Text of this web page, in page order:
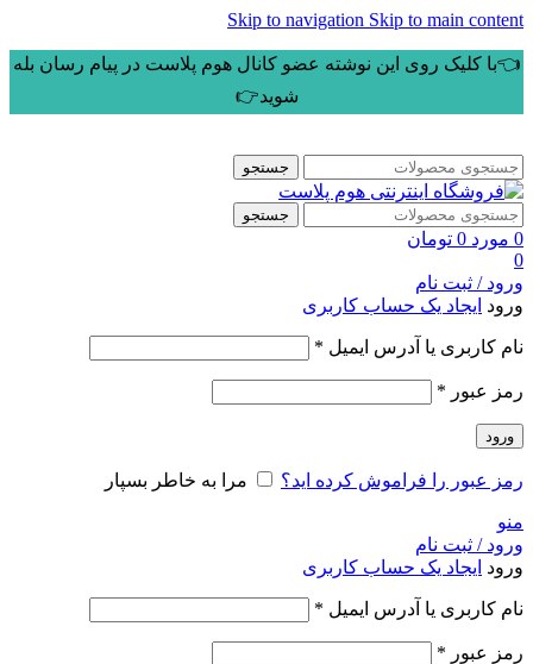
Skip to navigation Skip to main content
👈با کلیک روی این نوشته عضو کانال هوم پلاست در پیام رسان بله
شوید👉
جستجو
جستجو
0 مورد 0 تومان
0
ورود / ثبت نام
ورود ایجاد یک حساب کاربری
نام کاربری یا آدرس ایمیل *
رمز عبور *
ورود
رمز عبور را فراموش کرده اید؟ مرا به خاطر بسپار
منو
ورود / ثبت نام
ورود ایجاد یک حساب کاربری
نام کاربری یا آدرس ایمیل *
رمز عبور *